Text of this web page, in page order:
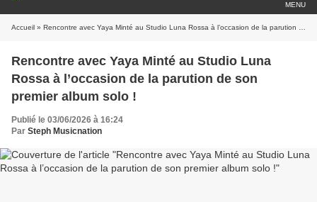
MENU
Accueil » Rencontre avec Yaya Minté au Studio Luna Rossa à l’occasion de la parution de son premier album solo !
Rencontre avec Yaya Minté au Studio Luna
Rossa à l’occasion de la parution de son
premier album solo !
Publié le 03/06/2026 à 16:24
Par Steph Musicnation